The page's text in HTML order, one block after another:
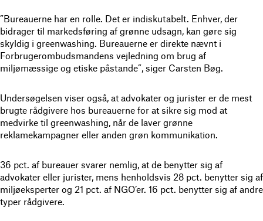
”Bureauerne har en rolle. Det er indiskutabelt. Enhver, der
bidrager til markedsføring af grønne udsagn, kan gøre sig
skyldig i greenwashing. Bureauerne er direkte nævnt i
Forbrugerombudsmandens vejledning om brug af
miljømæssige og etiske påstande”, siger Carsten Bøg.
Undersøgelsen viser også, at advokater og jurister er de mest
brugte rådgivere hos bureauerne for at sikre sig mod at
medvirke til greenwashing, når de laver grønne
reklamekampagner eller anden grøn kommunikation.
36 pct. af bureauer svarer nemlig, at de benytter sig af
advokater eller jurister, mens henholdsvis 28 pct. benytter sig af
miljøeksperter og 21 pct. af NGO’er. 16 pct. benytter sig af andre
typer rådgivere.